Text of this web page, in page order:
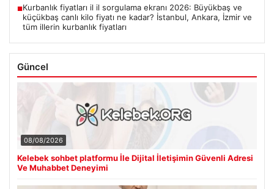
■Kurbanlık fiyatları il il sorgulama ekranı 2026: Büyükbaş ve
küçükbaş canlı kilo fiyatı ne kadar? İstanbul, Ankara, İzmir ve
tüm illerin kurbanlık fiyatları
Güncel
08/08/2026
Kelebek sohbet platformu İle Dijital İletişimin Güvenli Adresi
Ve Muhabbet Deneyimi